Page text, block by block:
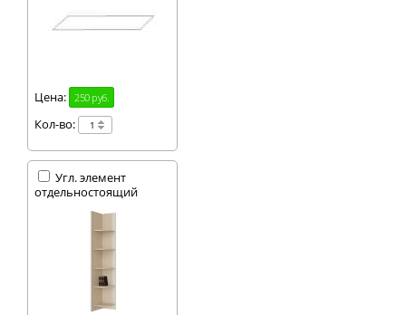
Цена: 250 руб.
Кол-во:
Угл. элемент
отдельностоящий